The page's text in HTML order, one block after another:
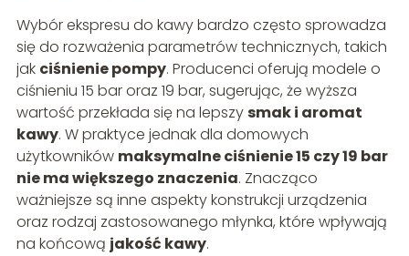
Wybór ekspresu do kawy bardzo często sprowadza
się do rozważenia parametrów technicznych, takich
jak ciśnienie pompy. Producenci oferują modele o
ciśnieniu 15 bar oraz 19 bar, sugerując, że wyższa
wartość przekłada się na lepszysmak i aromat
kawy. W praktyce jednak dla domowych
użytkowników maksymalne ciśnienie 15 czy 19 bar
nie ma większego znaczenia. Znacząco
ważniejsze są inne aspekty konstrukcji urządzenia
oraz rodzaj zastosowanego młynka, które wpływają
na końcową jakość kawy.